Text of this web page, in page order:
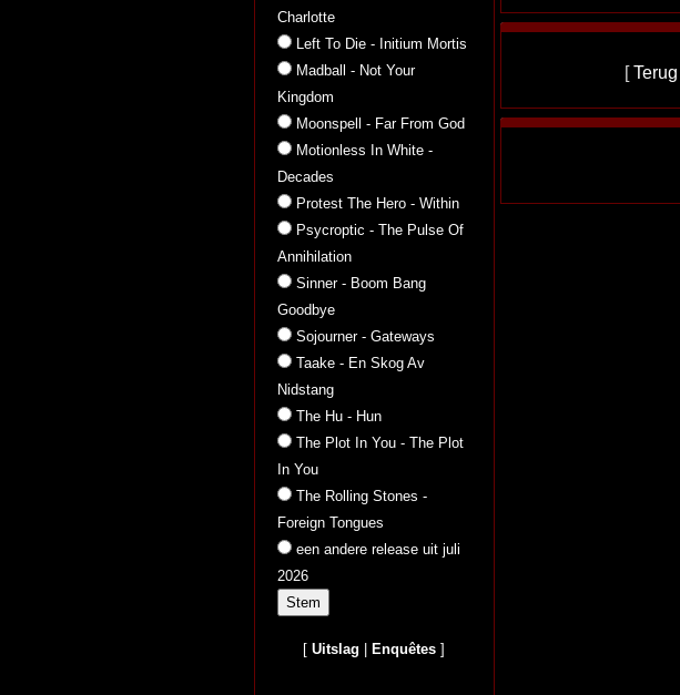
Charlotte
Left To Die - Initium Mortis
Madball - Not Your
Kingdom
Moonspell - Far From God
Motionless In White -
Decades
Protest The Hero - Within
Psycroptic - The Pulse Of
Annihilation
Sinner - Boom Bang
Goodbye
Sojourner - Gateways
Taake - En Skog Av
Nidstang
The Hu - Hun
The Plot In You - The Plot
In You
The Rolling Stones -
Foreign Tongues
een andere release uit juli
2026
[Uitslag Enquêtes ]
[